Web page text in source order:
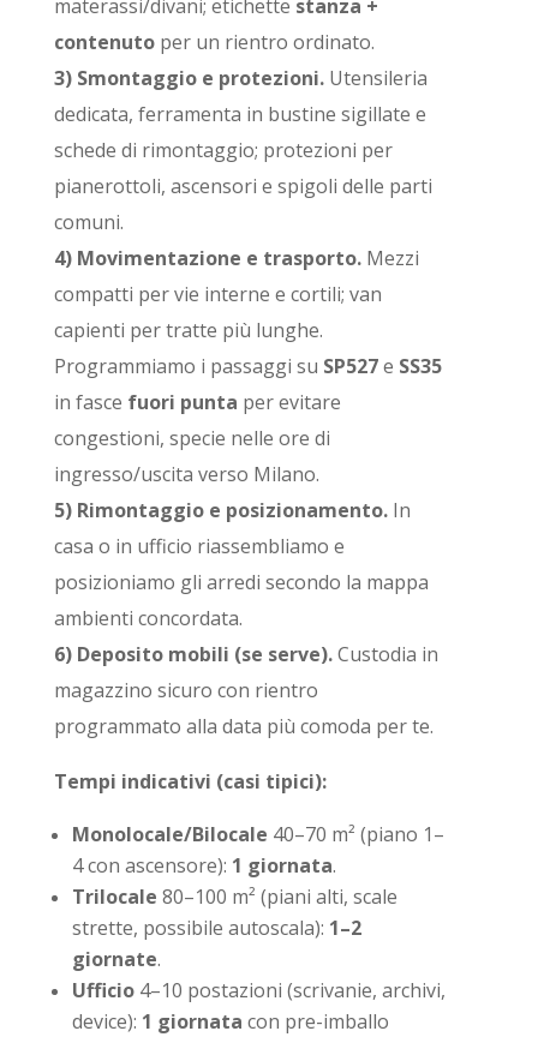
materassi/divani; etichette stanza +
contenutoper un rientro ordinato.
3) Smontaggio e protezioni.Utensileria
dedicata, ferramenta in bustine sigillate e
schede di rimontaggio; protezioni per
pianerottoli, ascensori e spigoli delle parti
comuni.
4) Movimentazione e trasporto.Mezzi
compatti per vie interne e cortili; van
capienti per tratte più lunghe.
Programmiamo i passaggi su SP527e SS35
in fasce fuori punta per evitare
congestioni, specie nelle ore di
ingresso/uscita verso Milano.
5) Rimontaggio e posizionamento.In
casa o in ufficio riassembliamo e
posizioniamo gli arredi secondo la mappa
ambienti concordata.
6) Deposito mobili (se serve).Custodia in
magazzino sicuro con rientro
programmato alla data più comoda per te.
Tempi indicativi (casi tipici):
Monolocale/Bilocale 40–70 m² (piano 1–
4 con ascensore): 1 giornata.
Trilocale 80–100 m² (piani alti, scale
strette, possibile autoscala): 1–2
giornate.
Ufficio4–10 postazioni (scrivanie, archivi,
device): 1 giornata con pre-imballo